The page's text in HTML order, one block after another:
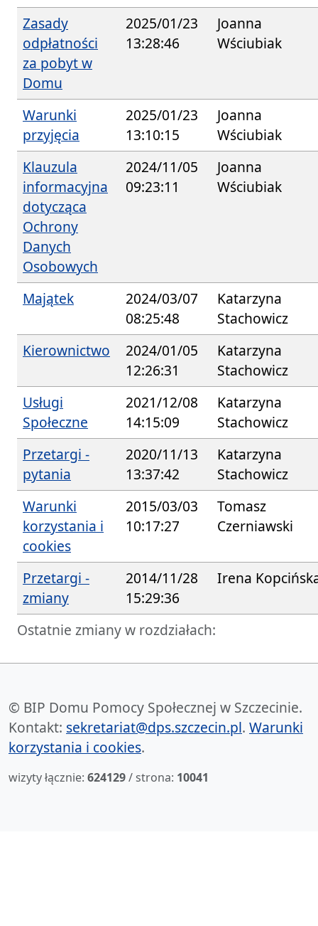
Ostatnie zmiany w rozdziałach:
Zasady
odpłatności
za pobyt w
Domu
2025/01/23
13:28:46
Joanna
Wściubiak
Warunki
przyjęcia
2025/01/23
13:10:15
Joanna
Wściubiak
Klauzula
informacyjna
dotycząca
Ochrony
Danych
Osobowych
2024/11/05
09:23:11
Joanna
Wściubiak
Majątek
2024/03/07
08:25:48
Katarzyna
Stachowicz
Kierownictwo
2024/01/05
12:26:31
Katarzyna
Stachowicz
Usługi
Społeczne
2021/12/08
14:15:09
Katarzyna
Stachowicz
Przetargi -
pytania
2020/11/13
13:37:42
Katarzyna
Stachowicz
Warunki
korzystania i
cookies
2015/03/03
10:17:27
Tomasz
Czerniawski
Przetargi -
zmiany
2014/11/28
15:29:36
Irena
© BIP Domu Pomocy Społecznej w Szczecinie.
Kontakt: sekretariat@dps.szczecin.pl. Warunki
korzystania i cookies.
wizyty łącznie: 624129/ strona: 10041